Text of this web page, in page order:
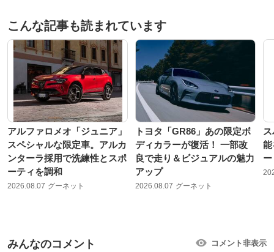
こんな記事も読まれています
アルファロメオ「ジュニア」
スペシャルな限定車。アルカ
ンターラ採用で洗練性とスポ
ーティを調和
2026.08.07 グーネット
トヨタ「GR86」あの限定ボ
ディカラーが復活！ 一部改
良で走り＆ビジュアルの魅力
アップ
2026.08.07 グーネット
能
みんなのコメント コメント非表示